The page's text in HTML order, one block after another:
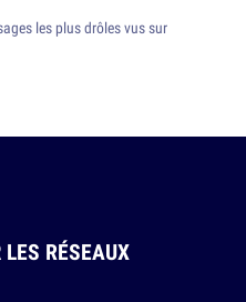
les plus drôles vus sur
LES RÉSEAUX